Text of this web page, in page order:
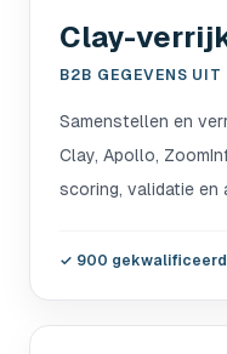
Clay-
B2B GEGEVENS UIT
Samenstellen en
Clay, Apollo,
scoring, validatie en
✓ 900